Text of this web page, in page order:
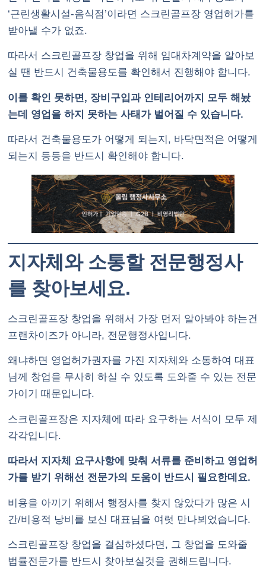
‘근린생활시설-음식점’이라면 스크린골프장 영업허가를
받아낼 수가 없죠.
따라서 스크린골프장 창업을 위해 임대차계약을 알아보
실 땐 반드시 건축물용도를 확인해서 진행해야 합니다.
이를 확인 못하면, 장비구입과 인테리어까지 모두 해놨
는데 영업을 하지 못하는 사태가 벌어질 수 있습니다.
따라서 건축물용도가 어떻게 되는지, 바닥면적은 어떻게
되는지 등등을 반드시 확인해야 합니다.
지자체와 소통할 전문행정사
를 찾아보세요.
스크린골프장 창업을 위해서 가장 먼저 알아봐야 하는건
프랜차이즈가 아니라, 전문행정사입니다.
왜냐하면 영업허가권자를 가진 지자체와 소통하여 대표
님께 창업을 무사히 하실 수 있도록 도와줄 수 있는 전문
가이기 때문입니다.
스크린골프장은 지자체에 따라 요구하는 서식이 모두 제
각각입니다.
따라서 지자체 요구사항에 맞춰 서류를 준비하고 영업허
가를 받기 위해선 전문가의 도움이 반드시 필요한데요.
비용을 아끼기 위해서 행정사를 찾지 않았다가 많은 시
간/비용적 낭비를 보신 대표님을 여럿 만나뵈었습니다.
스크린골프장 창업을 결심하셨다면, 그 창업을 도와줄
법률전문가를 반드시 찾아보실것을 권해드립니다.